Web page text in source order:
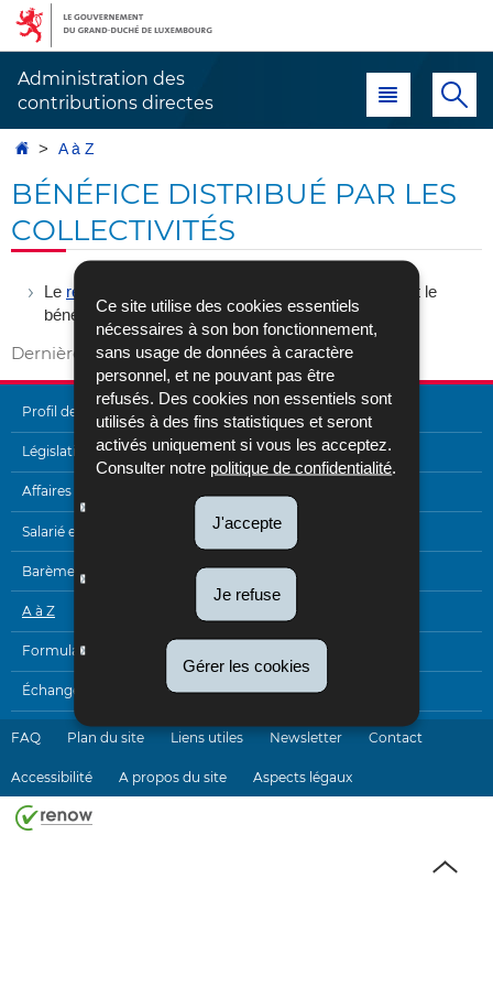
Ce site utilise des cookies essentiels
nécessaires à son bon fonctionnement,
sans usage de données à caractère
personnel, et ne pouvant pas être
refusés. Des cookies non essentiels sont
utilisés à des fins statistiques et seront
activés uniquement si vous les acceptez.
Consulter notre politique de confidentialité.
J'accepte
Je refuse
Gérer les cookies
Aller
navigation
Aller
au
Administration des
contributions directes
Menu principal
AccueilA à Z
BÉNÉFICE DISTRIBUÉ PAR LES
COLLECTIVITÉS
Le revenu imposable
comprend tant le
bénéfice distribué que le bénéfice mis en réserve.
Dernière mise à jour 28/04/2017
MENU
DE
NAVIGATION
Profil de l'Administration
Législation
Affaires internationales
Salarié et pensionné
Barèmes
A à Z
Formulaires
Échanges électroniques
FAQ Plan du site Liens utiles Newsletter Contact
Accessibilité A propos du site Aspects légaux
de